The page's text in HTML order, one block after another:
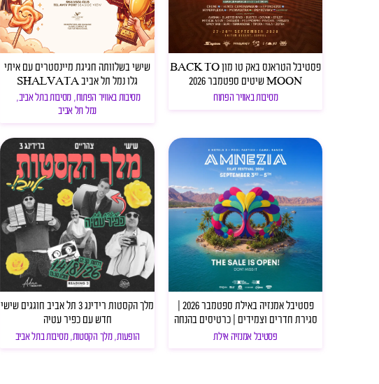
פסטיבל הטראנס באק טו מון BACK TO
MOON שיטים ספטמבר 2026
מסיבות באוויר הפתוח
שישי בשלוותה חגיגת מיינסטרים עם איתי
גלו נמל תל אביב SHALVATA
מסיבות באוויר הפתוח, מסיבות בתל אביב,
נמל תל אביב
סגירת חדרים וצמידים | כרטיסים בהנחה
פסטיבל אמנזיה אילת
מלך הקסטות רידינג 3 תל אביב חוגגים שישי
חדש עם כפיר עטיה
הופעות,מלך הקסטות,מסיבות בתל אביב